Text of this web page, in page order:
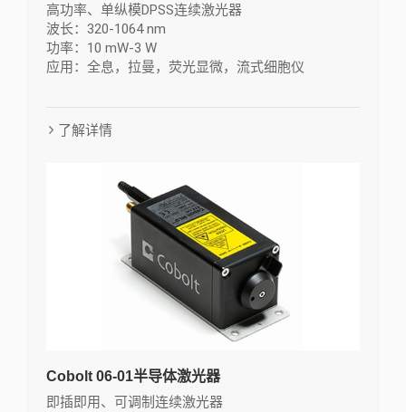
高功率、单纵模DPSS连续激光器
波长：320-1064 nm
功率：10 mW-3 W
应用：全息，拉曼，荧光显微，流式细胞仪
了解详情
Cobolt 06-01半导体激光器
即插即用、可调制连续激光器